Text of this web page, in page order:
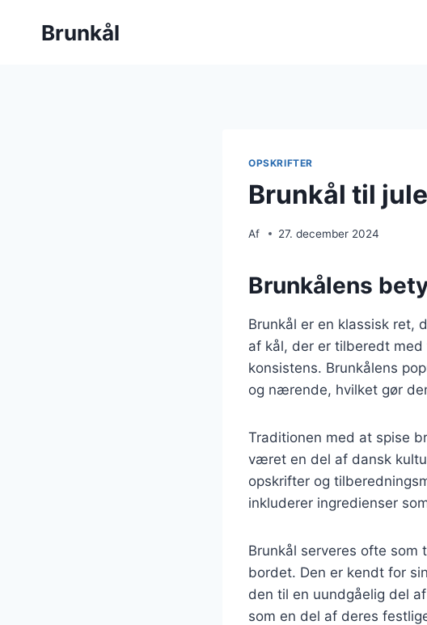
Brunkål
OPSKRIFTER
Brunkål til
Af 27. december 2024
Brunkålens
Brunkål er en klassisk ret,
af kål, der er tilberedt med
konsistens. Brunkålens
og nærende, hvilket gør
Traditionen med at spise
været en del af dansk
opskrifter og
inkluderer ingredienser
Brunkål serveres ofte
bordet. Den er kendt for
den til en uundgåelig del
som en del af deres